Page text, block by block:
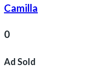
Camilla
0
Ad Sold